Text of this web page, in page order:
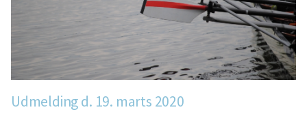
Udmelding d. 19. marts 2020